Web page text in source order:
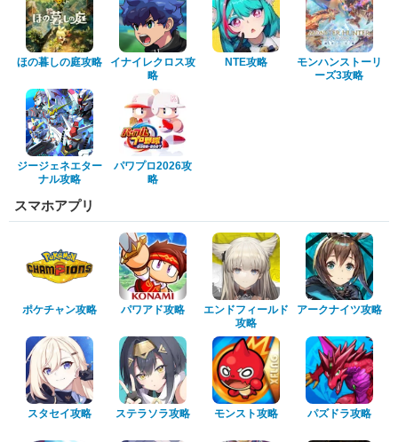
ほの暮しの庭攻略
イナイレクロス攻
略
NTE攻略
モンハンストーリ
ーズ3攻略
ジージェネエター
ナル攻略
パワプロ2026攻
略
スマホアプリ
ポケチャン攻略 パワアド攻略
エンドフィールド
攻略
アークナイツ攻略
スタセイ攻略 ステラソラ攻略 モンスト攻略 パズドラ攻略